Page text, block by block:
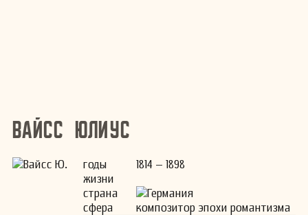
Вайсс Юлиус
годы
жизни
1814 – 1898
страна
Германия
сфера
композитор эпохи романтизма